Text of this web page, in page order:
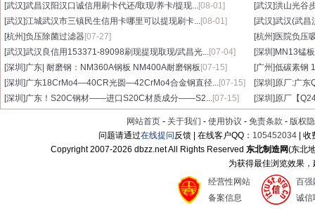
[武汉]武昌汉阳汉口诚信用刷卡代还/取现/养卡/提现...[08-01] [武汉]洪山光谷
[武汉]江城武汉市三镇民生信用卡哪里可以提现刷卡...[08-01] [武汉]武汉(武昌
[杭州]负压除菌过滤器[07-27] [杭州] 医院负压
[武汉]武汉良信用153371-89098刷现提现取现/武昌光...[07-04] [深圳] MN13锰
[深圳]广东| 耐磨钢：NM360A钢板 NM400A耐磨钢板 [07-15] [广州]低碳素钢
[深圳]广东18CrMo4—40CR光圆—42CrMo4合金钢直径...[07-15] [深圳]原厂:广东
[深圳]广东！S20C钢材——进口S20C材质成分——S2...[07-15] [深圳]原厂【
网站首页 - 关于我们 - 使用协议 - 免责条款 - 版权
问题请通过在线提问反馈 | 在线客户QQ： 105452034 |
Copyright 2007-2026 dbzz.net All Rights Reserved东北制造网(东北
为获得最佳浏览效果
经营性网站
备案信息
百强
诚信